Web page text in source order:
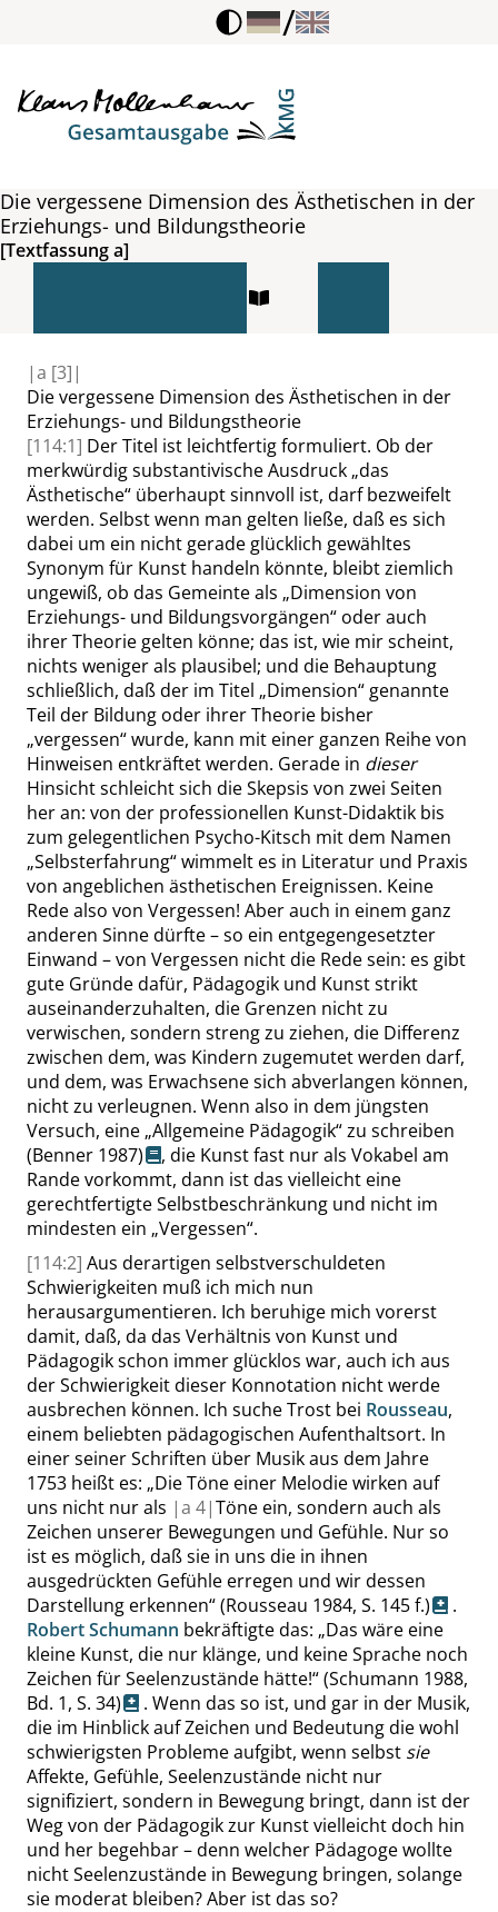
/
Die vergessene Dimension des Ästhetischen in der
Erziehungs- und Bildungstheorie
[Textfassung a]
|a [3]|
Die vergessene Dimension des Ästhetischen in der
Erziehungs- und Bildungstheorie
[114:1] Der Titel ist leichtfertig formuliert. Ob der
merkwürdig substantivische Ausdruck „das
Ästhetische“ überhaupt sinnvoll ist, darf bezweifelt
werden. Selbst wenn man gelten ließe, daß es sich
dabei um ein nicht gerade glücklich gewähltes
Synonym für Kunst handeln könnte, bleibt ziemlich
ungewiß, ob das Gemeinte als „Dimension von
Erziehungs- und Bildungsvorgängen“ oder auch
ihrer Theorie gelten könne; das ist, wie mir scheint,
nichts weniger als plausibel; und die Behauptung
schließlich, daß der im Titel „Dimension“ genannte
Teil der Bildung oder ihrer Theorie bisher
„vergessen“wurde, kann mit einer ganzen Reihe von
Hinweisen entkräftet werden. Gerade in dieser
Hinsicht schleicht sich die Skepsis von zwei Seiten
her an: von der professionellen Kunst-Didaktik bis
zum gelegentlichen Psycho-Kitsch mit dem Namen
„Selbsterfahrung“wimmelt es in Literatur und Praxis
von angeblichen ästhetischen Ereignissen. Keine
Rede also von Vergessen! Aber auch in einem ganz
anderen Sinne dürfte – so ein entgegengesetzter
Einwand – von Vergessen nicht die Rede sein: es gibt
gute Gründe dafür, Pädagogik und Kunst strikt
auseinanderzuhalten, die Grenzen nicht zu
verwischen, sondern streng zu ziehen, die Differenz
zwischen dem, was Kindern zugemutet werden darf,
und dem, was Erwachsene sich abverlangen können,
nicht zu verleugnen. Wenn also in dem jüngsten
Versuch, eine „Allgemeine Pädagogik“zu schreiben
(Benner 1987)
, die Kunst fast nur als Vokabel am
Rande vorkommt, dann ist das vielleicht eine
gerechtfertigte Selbstbeschränkung und nicht im
mindesten ein „Vergessen“.
[114:2] Aus derartigen selbstverschuldeten
Schwierigkeiten muß ich mich nun
herausargumentieren. Ich beruhige mich vorerst
damit, daß, da das Verhältnis von Kunst und
Pädagogik schon immer glücklos war, auch ich aus
der Schwierigkeit dieser Konnotation nicht werde
ausbrechen können. Ich suche Trost bei Rousseau,
einem beliebten pädagogischen Aufenthaltsort. In
einer seiner Schriften über Musik aus dem Jahre
1753 heißt es: „Die Töne einer Melodie wirken auf
uns nicht nur als |a 4|Töne ein, sondern auch als
Zeichen unserer Bewegungen und Gefühle. Nur so
ist es möglich, daß sie in uns die in ihnen
ausgedrückten Gefühle erregen und wir dessen
Darstellung erkennen“(Rousseau 1984, S. 145 f.)
.
Robert Schumann bekräftigte das: „Das wäre eine
kleine Kunst, die nur klänge, und keine Sprache noch
Zeichen für Seelenzustände hätte!“(Schumann 1988,
Bd. 1, S. 34)
. Wenn das so ist, und gar in der Musik,
die im Hinblick auf Zeichen und Bedeutung die wohl
schwierigsten Probleme aufgibt, wenn selbst sie
Affekte, Gefühle, Seelenzustände nicht nur
signifiziert, sondern in Bewegung bringt, dann ist der
Weg von der Pädagogik zur Kunst vielleicht doch hin
und her begehbar – denn welcher Pädagoge wollte
nicht Seelenzustände in Bewegung bringen, solange
sie moderat bleiben? Aber ist das so?